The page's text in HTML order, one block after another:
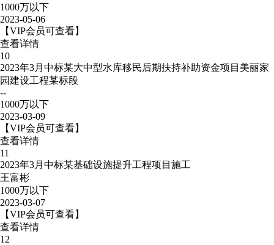
1000万以下
2023-05-06
【VIP会员可查看】
查看详情
10
2023年3月中标某大中型水库移民后期扶持补助资金项目美丽家
园建设工程某标段
--
1000万以下
2023-03-09
【VIP会员可查看】
查看详情
11
2023年3月中标某基础设施提升工程项目施工
王富彬
1000万以下
2023-03-07
【VIP会员可查看】
查看详情
12